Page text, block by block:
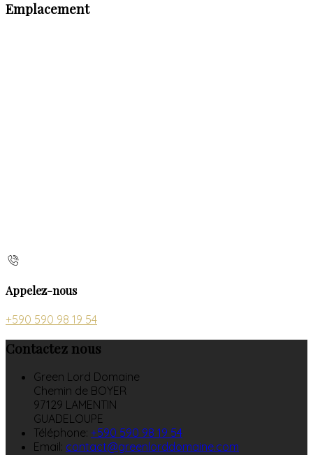
Emplacement
Appelez-nous
+590 590 98 19 54
Contactez nous
Green Lord Domaine
Chemin de BOYER
97129 LAMENTIN
GUADELOUPE
Téléphone: +590 590 98 19 54
Email: contact@greenlorddomaine.com